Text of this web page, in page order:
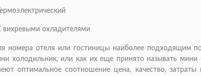
вихревыми охладителями
номера отеля или гостиницы наиболее подходящим
холодильник, или как их еще принято называть
оптимальное соотношение цена, качество,